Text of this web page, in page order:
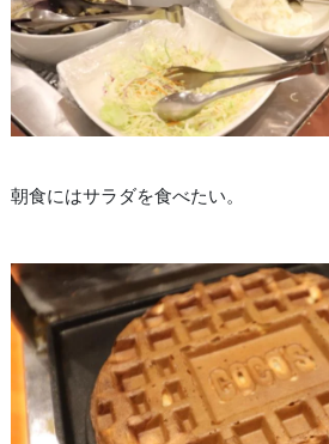
朝食にはサラダを食べたい。